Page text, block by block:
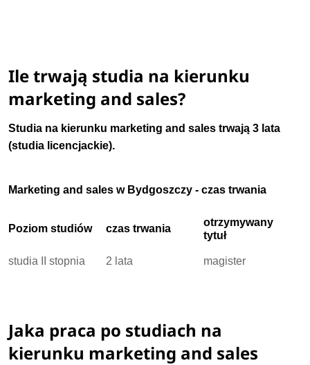
Ile trwają studia na kierunku
marketing and sales?
Studia na kierunku marketing and sales trwają 3 lata
(studia licencjackie).
Marketing and sales w Bydgoszczy - czas trwania
Poziom studiów czas trwania
otrzymywany
tytuł
studia II stopnia 2 lata magister
Jaka praca po studiach na
kierunku marketing and sales